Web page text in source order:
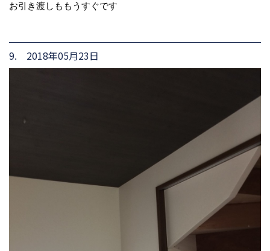
お引き渡しももうすぐです
9. 2018年05月23日